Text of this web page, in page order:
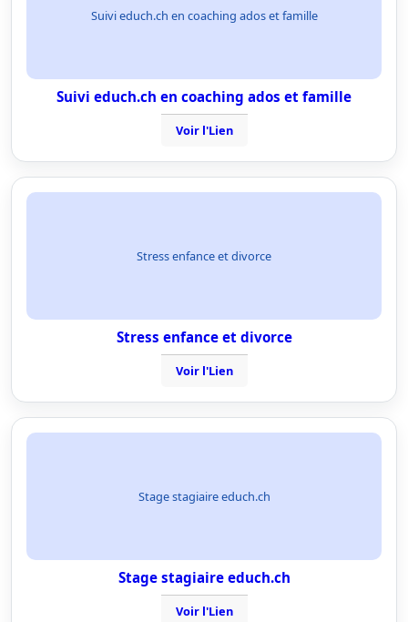
Suivi educh.ch en coaching ados et famille
Suivi educh.ch en coaching ados et famille
Voir l'Lien
Stress enfance et divorce
Stress enfance et divorce
Voir l'Lien
Stage stagiaire educh.ch
Stage stagiaire educh.ch
Voir l'Lien